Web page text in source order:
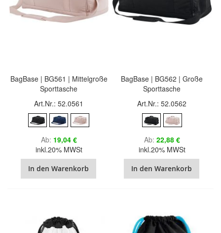
BagBase | BG561 | Mittelgroße
Sporttasche
Art.Nr.: 52.0561
Ab 19,04 €
inkl.20% MWSt
In den Warenkorb
BagBase | BG562 | Große
Sporttasche
Art.Nr.: 52.0562
Ab 22,88 €
inkl.20% MWSt
In den Warenkorb